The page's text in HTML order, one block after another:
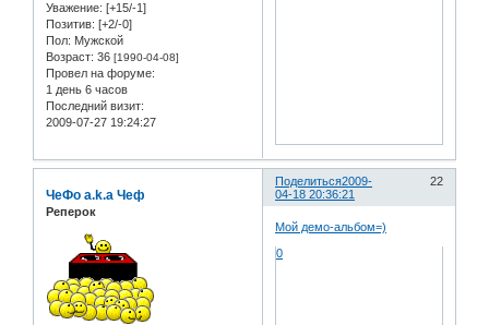
Уважение: [+15/-1]
Позитив: [+2/-0]
Пол: Мужской
Возраст: 36 [1990-04-08]
Провел на форуме:
1 день 6 часов
Последний визит:
2009-07-27 19:24:27
Поделиться 22
2009-
04-18 20:36:21
ЧеФо a.k.a Чеф
Реперок
Мой демо-альбом=)
0